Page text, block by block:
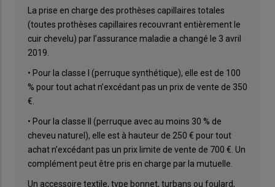
La prise en charge des prothèses capillaires totales
(toutes prothèses capillaires recouvrant entièrement le
cuir chevelu) par l’assurance maladie a changé le 3 avril
2019.
• Pour la classe I (perruque synthétique), elle est de 100
% pour tout achat n’excédant pas un prix de vente de 350
€.
• Pour la classe II (perruque avec au moins 30 % de
cheveu naturel), elle est à hauteur de 250 € pour tout
achat n’excédant pas un prix limite de vente de 700 €. Un
complément peut être pris en charge par la mutuelle.
Un accessoire textile, type bonnet, turbans ou foulard,